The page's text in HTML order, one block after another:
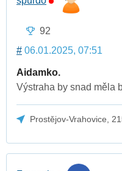
92
# 06.01.2025, 07:51
Aidamko.
Výstraha by snad měla
Prostějov-Vrahovice,